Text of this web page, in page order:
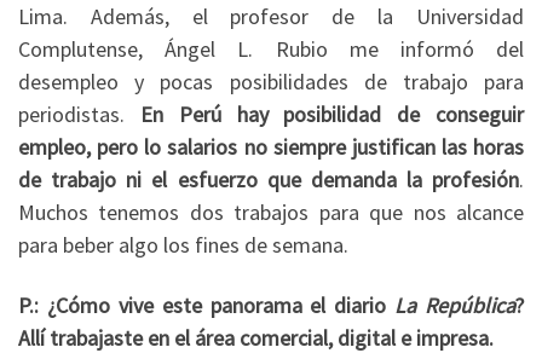
Lima. Además, el profesor de la Universidad
Complutense, Ángel L. Rubio me informó del
desempleo y pocas posibilidades de trabajo para
periodistas. En Perú hay posibilidad de conseguir
empleo, pero lo salarios no siempre justifican las horas
de trabajo ni el esfuerzo que demanda la profesión.
Muchos tenemos dos trabajos para que nos alcance
para beber algo los fines de semana.
P.: ¿Cómo vive este panorama el diario La República?
Allí trabajaste en el área comercial, digital e impresa.